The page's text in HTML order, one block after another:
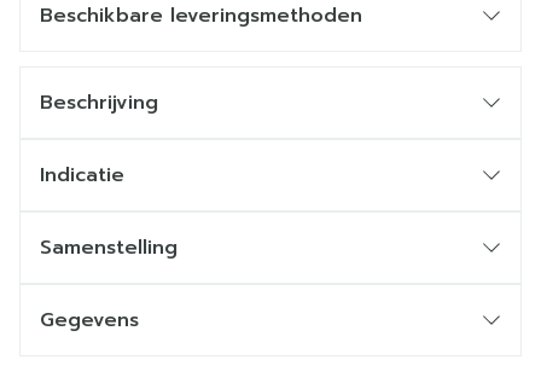
Beschikbare leveringsmethoden
Beschrijving
Indicatie
Samenstelling
Gegevens